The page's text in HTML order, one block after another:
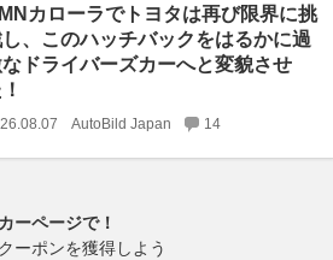
カローラでトヨタは再び限界に挑
、このハッチバックをはるかに過
ドライバーズカーへと変貌させ
AutoBild Japan 14
ーページで！
ーポンを獲得しよう